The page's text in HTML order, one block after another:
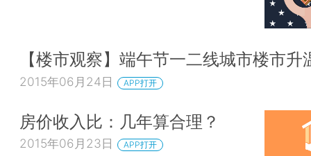
【楼市观察】端午节一二线城市楼市
2015年06月24日 APP打开
房价收入比：几年算合理？
2015年06月23日 APP打开